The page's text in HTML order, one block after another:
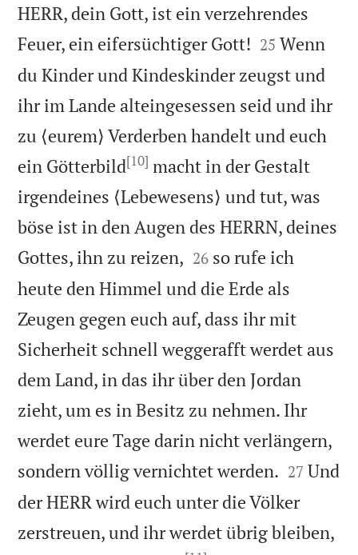
HERR, dein Gott, ist ein verzehrendes
Feuer, ein eifersüchtiger Gott! 

25 Wenn
du Kinder und Kindeskinder zeugst und
ihr im Lande alteingesessen seid und ihr
zu ⟨eurem⟩ Verderben handelt und euch
ein Götterbild[10] macht in der Gestalt
irgendeines ⟨Lebewesens⟩ und tut, was
böse ist in den Augen des HERRN, deines
Gottes, ihn zu reizen, 

26 so rufe ich
heute den Himmel und die Erde als
Zeugen gegen euch auf, dass ihr mit
Sicherheit schnell weggerafft werdet aus
dem Land, in das ihr über den Jordan
zieht, um es in Besitz zu nehmen. Ihr
werdet eure Tage darin nicht verlängern,
sondern völlig vernichtet werden. 

27 Und
der HERR wird euch unter die Völker
zerstreuen, und ihr werdet übrig bleiben,